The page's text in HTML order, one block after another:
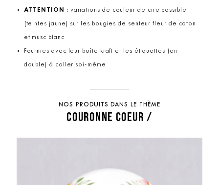
ATTENTION : variations de couleur de cire possible
(teintes jaune) sur les bougies de senteur fleur de coton
et musc blanc
Fournies avec leur boîte kraft et les étiquettes (en
double) à coller soi-même
NOS PRODUITS DANS LE THÈME
COURONNE COEUR /